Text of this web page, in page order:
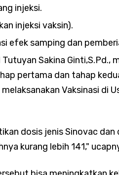
injeksi.
injeksi vaksin).
efek samping dan
Tutuyan Sakina Ginti,S.Pd.,
pertama dan tahap
Vaksinasi di
dosis jenis Sinovac dan
kurang lebih 141,"